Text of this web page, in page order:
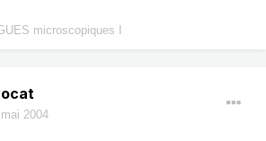
microscopiques I
2004